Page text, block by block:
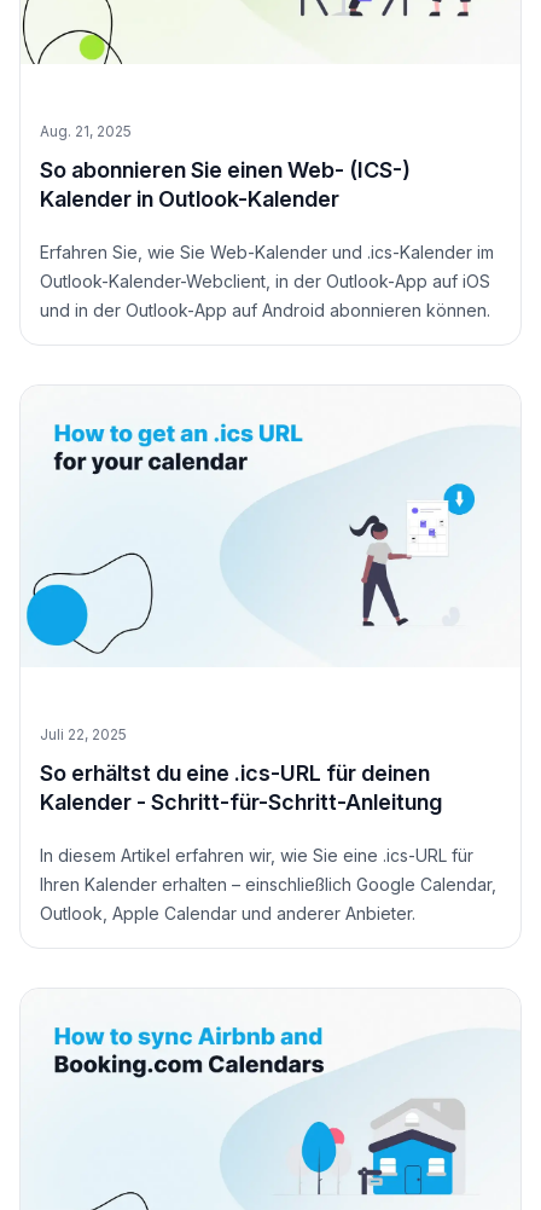
Aug. 21, 2025
So abonnieren Sie einen Web- (ICS-)
Kalender in Outlook-Kalender
Erfahren Sie, wie Sie Web-Kalender und .ics-Kalender im
Outlook-Kalender-Webclient, in der Outlook-App auf iOS
und in der Outlook-App auf Android abonnieren können.
Juli 22, 2025
So erhältst du eine .ics-URL für deinen
Kalender - Schritt-für-Schritt-Anleitung
In diesem Artikel erfahren wir, wie Sie eine .ics-URL für
Ihren Kalender erhalten – einschließlich Google Calendar,
Outlook, Apple Calendar und anderer Anbieter.